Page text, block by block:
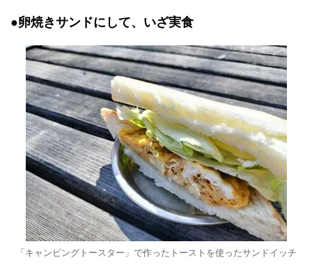
●卵焼きサンドにして、いざ実食
「キャンピングトースター」で作ったトーストを使ったサンドイッチ